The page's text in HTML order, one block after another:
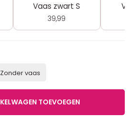
Vaas zwart S
39,99
Zonder vaas